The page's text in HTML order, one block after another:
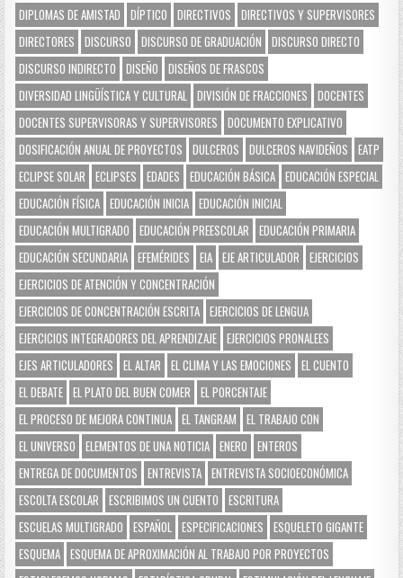
DIPLOMAS DE AMISTAD
DÍPTICO DIRECTIVOS
DIRECTIVOS Y SUPERVISORES
DIRECTORES
DISCURSO DISCURSO DE GRADUACIÓN
DISCURSO DIRECTO
DISCURSO INDIRECTO
DISEÑO
DISEÑOS DE FRASCOS
DIVERSIDAD LINGÜÍSTICA Y CULTURAL DIVISIÓN DE FRACCIONES
DOCENTES
DOCENTES SUPERVISORAS Y SUPERVISORES
DOCUMENTO EXPLICATIVO
DOSIFICACIÓN ANUAL DE PROYECTOS
DULCEROS DULCEROS NAVIDEÑOS
EATP
ECLIPSE SOLAR
ECLIPSES EDADES EDUCACIÓN BÁSICA EDUCACIÓN ESPECIAL
EDUCACIÓN FÍSICA EDUCACIÓN INICIA EDUCACIÓN INICIAL
EDUCACIÓN MULTIGRADO
EDUCACIÓN PREESCOLAR
EDUCACIÓN PRIMARIA
EDUCACIÓN SECUNDARIA EFEMÉRIDES EIA EJE ARTICULADOR
EJERCICIOS
EJERCICIOS DE ATENCIÓN Y CONCENTRACIÓN
EJERCICIOS DE CONCENTRACIÓN ESCRITA EJERCICIOS DE LENGUA
EJERCICIOS INTEGRADORES DEL APRENDIZAJE EJERCICIOS PRONALEES
EJES ARTICULADORES
EL ALTAR EL CLIMA Y LAS EMOCIONES
EL CUENTO
EL DEBATE EL PLATO DEL BUEN COMER
EL PORCENTAJE
EL PROCESO DE MEJORA CONTINUA EL TANGRAM
EL TRABAJO CON
EL UNIVERSO
ELEMENTOS DE UNA NOTICIA ENERO
ENTEROS
ENTREGA DE DOCUMENTOS
ENTREVISTA ENTREVISTA SOCIOECONÓMICA
ESCOLTA ESCOLAR
ESCRIBIMOS UN CUENTO
ESCRITURA
ESCUELAS MULTIGRADO
ESPAÑOL ESPECIFICACIONES
ESQUELETO GIGANTE
ESQUEMA ESQUEMA DE APROXIMACIÓN AL TRABAJO POR PROYECTOS